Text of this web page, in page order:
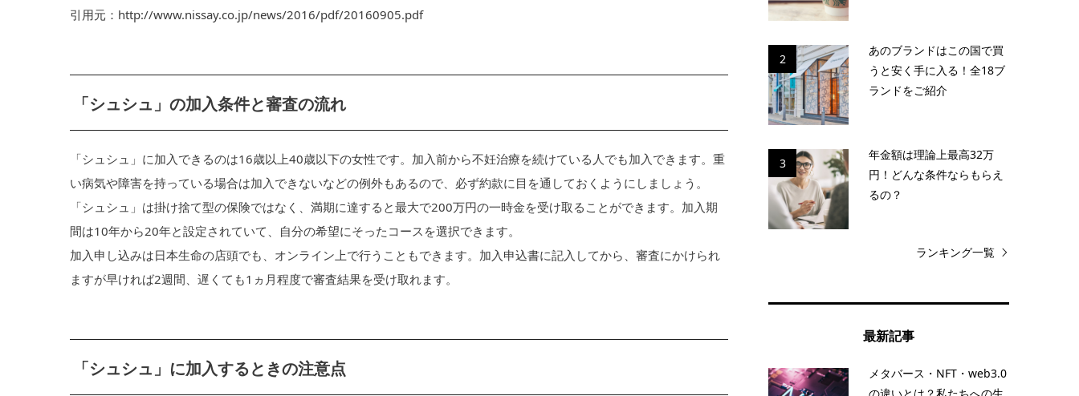
引用元：http://www.nissay.co.jp/news/2016/pdf/20160905.pdf
「シュシュ」の加入条件と審査の流れ
「シュシュ」に加入できるのは16歳以上40歳以下の女性です。加入前から不妊治療を続けている人でも加入できます。重
い病気や障害を持っている場合は加入できないなどの例外もあるので、必ず約款に目を通しておくようにしましょう。
「シュシュ」は掛け捨て型の保険ではなく、満期に達すると最大で200万円の一時金を受け取ることができます。加入期
間は10年から20年と設定されていて、自分の希望にそったコースを選択できます。
加入申し込みは日本生命の店頭でも、オンライン上で行うこともできます。加入申込書に記入してから、審査にかけられ
ますが早ければ2週間、遅くても1ヵ月程度で審査結果を受け取れます。
「シュシュ」に加入するときの注意点
2
あのブランドはこの国で買
うと安く手に入る！全18ブ
ランドをご紹介
3
年金額は理論上最高32万
円！どんな条件ならもらえ
るの？
ランキング一覧
最新記事
メタバース・NFT・web3.0